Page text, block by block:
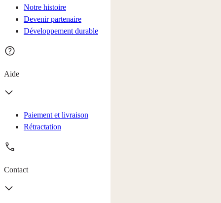
Notre histoire
Devenir partenaire
Développement durable
Aide
Paiement et livraison
Rétractation
Contact